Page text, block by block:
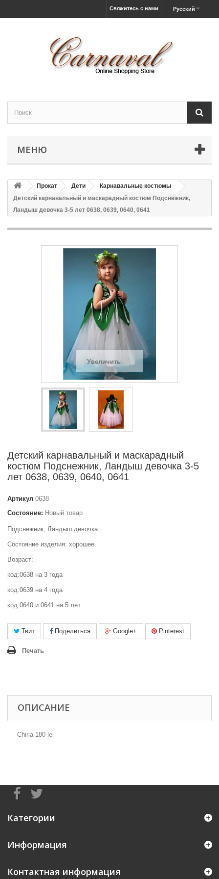
Русский
Свяжитесь с нами
МЕНЮ
Прокат Дети
Карнавальные костюмы
Детский карнавальный и маскарадный костюм Подснежник,
Ландыш девочка 3-5 лет 0638, 0639, 0640, 0641
Увеличить
Детский карнавальный и маскарадный
костюм Подснежник, Ландыш девочка 3-5
лет 0638, 0639, 0640, 0641
Артикул 0638
Состояние: Новый товар
Подснежник, Ландыш девочка.
Состояние изделия: хорошее
Возраст:
код:0638 на 3 года
код:0639 на 4 года
код:0640 и 0641 на 5 лет
Твит Поделиться Google+ Pinterest
Печать
ОПИСАНИЕ
Chiria-180 lei
Категории
Информация
Контактная информация